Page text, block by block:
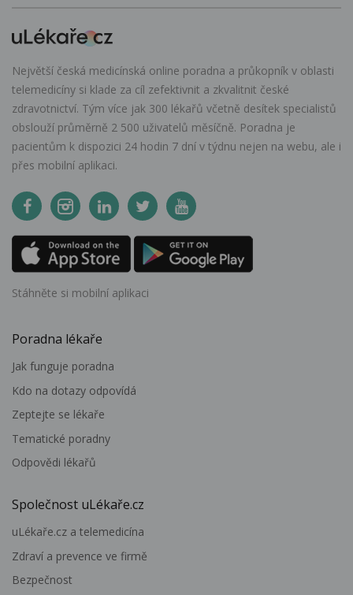
Největší česká medicínská online poradna a průkopník v oblasti
telemedicíny si klade za cíl zefektivnit a zkvalitnit české
zdravotnictví. Tým více jak 300 lékařů včetně desítek specialistů
obslouží průměrně 2 500 uživatelů měsíčně. Poradna je
pacientům k dispozici 24 hodin 7 dní v týdnu nejen na webu, ale i
přes mobilní aplikaci.
Stáhněte si mobilní aplikaci
Poradna lékaře
Jak funguje poradna
Kdo na dotazy odpovídá
Zeptejte se lékaře
Tematické poradny
Odpovědi lékařů
Společnost uLékaře.cz
uLékaře.cz a telemedicína
Zdraví a prevence ve firmě
Bezpečnost